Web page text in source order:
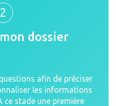
2
dossier
afin de préciser
les informations
stade une première